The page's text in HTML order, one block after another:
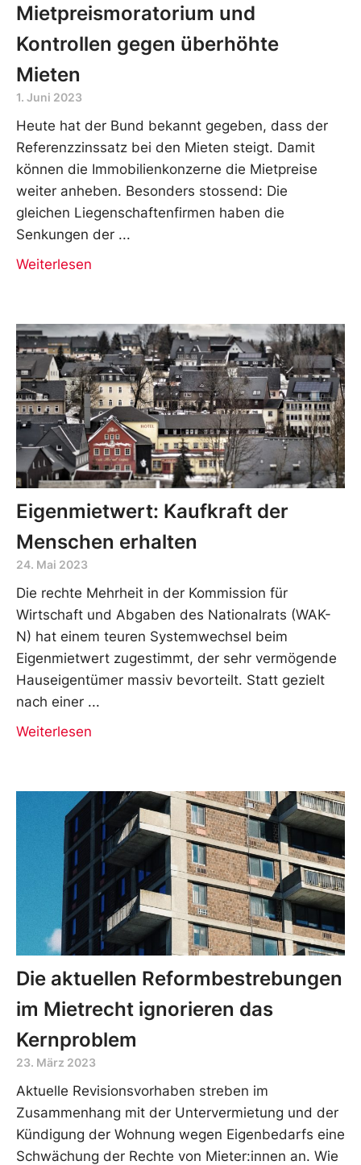
Mietpreismoratorium und
Kontrollen gegen überhöhte
Mieten
1. Juni 2023
Heute hat der Bund bekannt gegeben, dass der
Referenzzinssatz bei den Mieten steigt. Damit
können die Immobilienkonzerne die Mietpreise
weiter anheben. Besonders stossend: Die
gleichen Liegenschaftenfirmen haben die
Senkungen der
Weiterlesen
Eigenmietwert: Kaufkraft der
Menschen erhalten
24. Mai 2023
Die rechte Mehrheit in der Kommission für
Wirtschaft und Abgaben des Nationalrats (WAK-
N) hat einem teuren Systemwechsel beim
Eigenmietwert zugestimmt, der sehr vermögende
Hauseigentümer massiv bevorteilt. Statt gezielt
nach einer
Weiterlesen
Die aktuellen Reformbestrebungen
im Mietrecht ignorieren das
Kernproblem
23. März 2023
Aktuelle Revisionsvorhaben streben im
Zusammenhang mit der Untervermietung und der
Kündigung der Wohnung wegen Eigenbedarfs eine
Schwächung der Rechte von Mieter:innen an. Wie